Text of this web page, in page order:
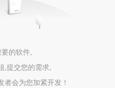
的软件,
,提交您的需求,
会为您加紧开发！